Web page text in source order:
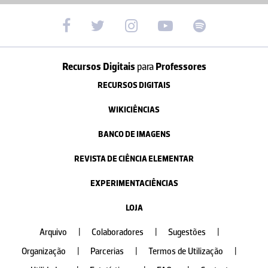
Recursos Digitais paraProfessores
RECURSOS DIGITAIS
WIKICIÊNCIAS
BANCO DE IMAGENS
REVISTA DE CIÊNCIA ELEMENTAR
EXPERIMENTACIÊNCIAS
LOJA
Arquivo Colaboradores Sugestões
Organização
Parcerias Termos de Utilização